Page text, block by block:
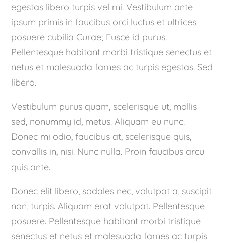
egestas libero turpis vel mi. Vestibulum ante
ipsum primis in faucibus orci luctus et ultrices
posuere cubilia Curae; Fusce id purus.
Pellentesque habitant morbi tristique senectus et
netus et malesuada fames ac turpis egestas. Sed
libero.
Vestibulum purus quam, scelerisque ut, mollis
sed, nonummy id, metus. Aliquam eu nunc.
Donec mi odio, faucibus at, scelerisque quis,
convallis in, nisi. Nunc nulla. Proin faucibus arcu
quis ante.
Donec elit libero, sodales nec, volutpat a, suscipit
non, turpis. Aliquam erat volutpat. Pellentesque
posuere. Pellentesque habitant morbi tristique
senectus et netus et malesuada fames ac turpis